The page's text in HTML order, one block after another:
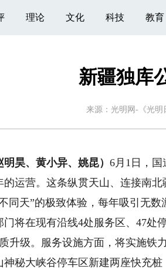
理论 文化 科技 教育
新疆独库
来源： 光明网-《光明
昊、黄小异、姚昆）6月1日，国
运营。这条纵贯天山、连接南北
同天”的极致体验，每年吸引无数
在现有沿线4处服务区、47处
升级。服务设施方面，将实施铁
秘大峡谷停车区新建两座快充